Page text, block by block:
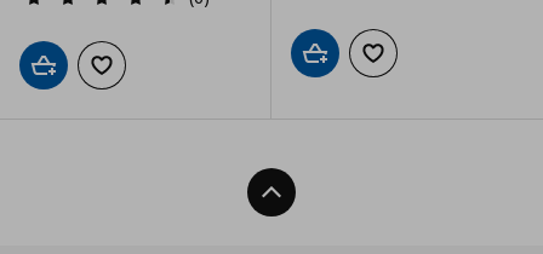
Προσθήκη στο καλάθι
Προσθήκη στα αγαπημένα
Προσθήκη στο καλάθι
Προσθήκη στα
Back To Top